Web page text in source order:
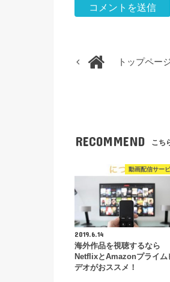
トップペー
RECOMMEND こち
動画配信サー
2019.6.14
海外作品を視聴するなら
NetflixとAmazonプライム
デオがおススメ！